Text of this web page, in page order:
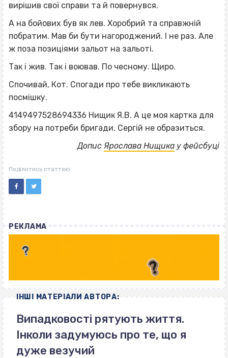
вирішив свої справи та й повернувся.
А на бойових був як лев. Хоробрий та справжній
побратим. Мав би бути нагороджений. І не раз. Але
ж поза позиціями зальот на зальоті.
Так і жив. Так і воював. По чесному. Щиро.
Спочивай, Кот. Спогади про тебе викликають
посмішку.
4149497528694336 Нищик Я.В. А це моя картка для
збору на потреби бригади. Сергій не образиться.
Допис Ярослава Нищика у фейсбуці
Поділитись статтею
РЕКЛАМА
ІНШІ МАТЕРІАЛИ АВТОРА:
Випадковості рятують життя.
Інколи задумуюсь про те, що я
дуже везучий